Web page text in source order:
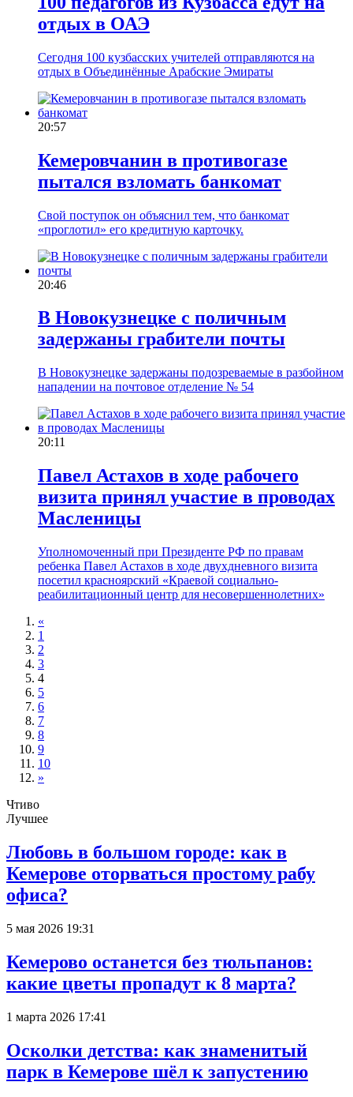
отдых в ОАЭ
Сегодня 100 кузбасских учителей отправляются на
отдых в Объединённые Арабские Эмираты
20:57
Кемеровчанин в противогазе
пытался взломать банкомат
Свой поступок он объяснил тем, что банкомат
«проглотил» его кредитную карточку.
20:46
В Новокузнецке с поличным
задержаны грабители почты
В Новокузнецке задержаны подозреваемые в разбойном
нападении на почтовое отделение № 54
20:11
Павел Астахов в ходе рабочего
визита принял участие в проводах
Масленицы
Уполномоченный при Президенте РФ по правам
ребенка Павел Астахов в ходе двухдневного визита
посетил красноярский «Краевой социально-
реабилитационный центр для несовершеннолетних»
«
1
2
3
4
5
6
7
8
9
10
»
Чтиво
Лучшее
Любовь в большом городе: как в
Кемерове оторваться простому рабу
офиса?
5 мая 2026 19:31
Кемерово останется без тюльпанов:
какие цветы пропадут к 8 марта?
1 марта 2026 17:41
Осколки детства: как знаменитый
парк в Кемерове шёл к запустению